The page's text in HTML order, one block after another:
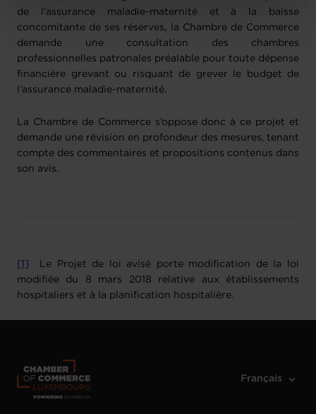
protection des données personnelles.
de l’assurance maladie-maternité et à la baisse
concomitante de ses réserves, la Chambre de Commerce
demande une consultation des chambres
professionnelles patronales préalable pour toute dépense
financière grevant ou risquant de grever le budget de
l’assurance maladie-maternité.
La Chambre de Commerce s’oppose donc à ce projet et
demande une révision en profondeur des mesures, tenant
compte des commentaires et propositions contenus dans
son avis.
[1]
Le Projet de loi avisé porte modification de la loi
modifiée du 8 mars 2018 relative aux établissements
hospitaliers et à la planification hospitalière.